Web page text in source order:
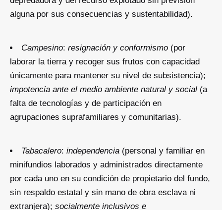
alguna por sus consecuencias y sustentabilidad).
Campesino: resignación y conformismo (por
laborar la tierra y recoger sus frutos con capacidad
únicamente para mantener su nivel de subsistencia);
impotencia ante el medio ambiente natural y social (a
falta de tecnologías y de participación en
agrupaciones suprafamiliares y comunitarias).
Tabacalero: independencia (personal y familiar en
minifundios laborados y administrados directamente
por cada uno en su condición de propietario del fundo,
sin respaldo estatal y sin mano de obra esclava ni
extranjera); socialmente inclusivos e